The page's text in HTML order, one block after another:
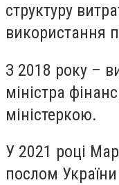
структуру
використання
З 2018 року –
міністра
міністеркою.
У 2021 році
послом